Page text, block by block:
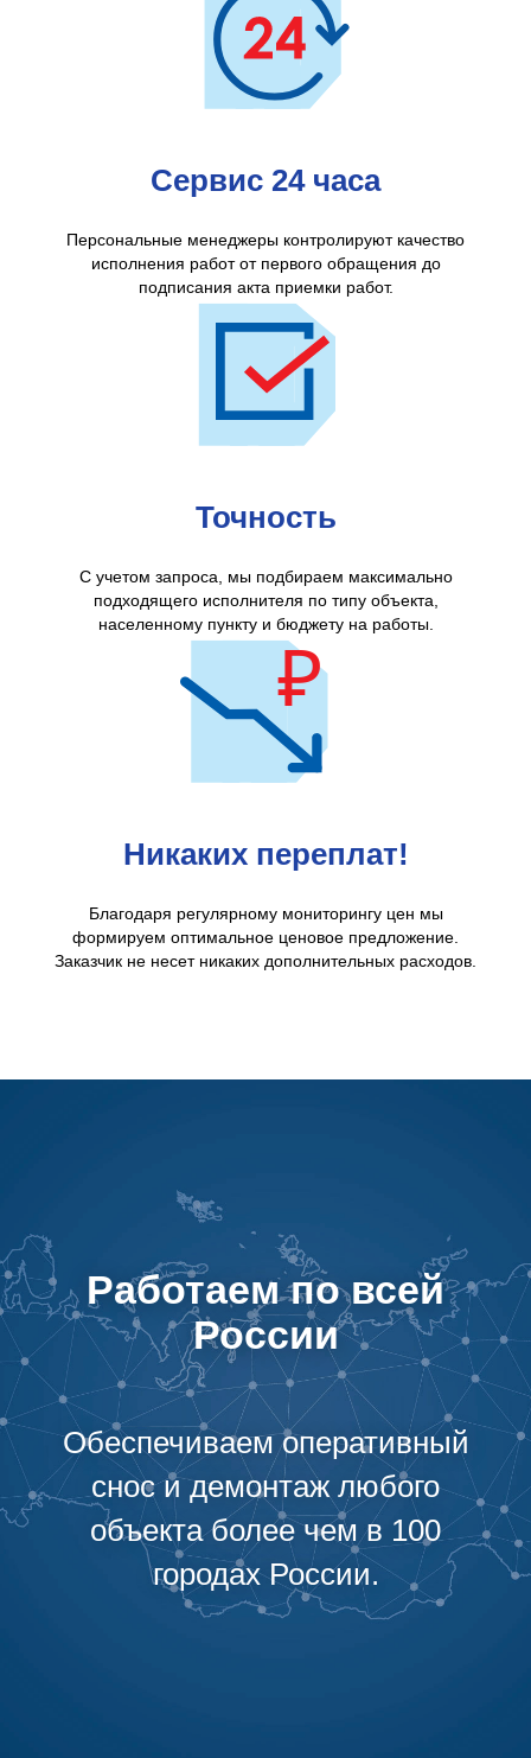
Сервис 24 часа
Персональные менеджеры контролируют качество
исполнения работ от первого обращения до
подписания акта приемки работ.
Точность
С учетом запроса, мы подбираем максимально
подходящего исполнителя по типу объекта,
населенному пункту и бюджету на работы.
Никаких переплат!
Благодаря регулярному мониторингу цен мы
формируем оптимальное ценовое предложение.
Заказчик не несет никаких дополнительных расходов.
Работаем по всей
России
Обеспечиваем оперативный
снос и демонтаж любого
объекта более чем в 100
городах России.